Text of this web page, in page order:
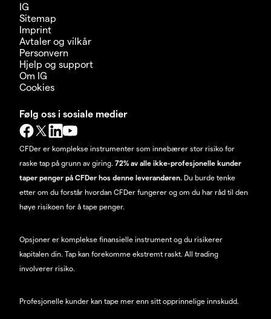
IG
Sitemap
Imprint
Avtaler og vilkår
Personvern
Hjelp og support
Om IG
Cookies
Følg oss i sosiale medier
CFDer er komplekse instrumenter som innebærer stor risiko for
raske tap på grunn av giring. 72% av alle ikke-profesjonelle kunder
taper penger på CFDer hos denne leverandøren. Du burde tenke
etter om du forstår hvordan CFDer fungerer og om du har råd til den
høye risikoen for å tape penger.
Opsjoner er komplekse finansielle instrument og du risikerer
kapitalen din. Tap kan forekomme ekstremt raskt. All trading
involverer risiko.
Profesjonelle kunder kan tape mer enn sitt opprinnelige innskudd.